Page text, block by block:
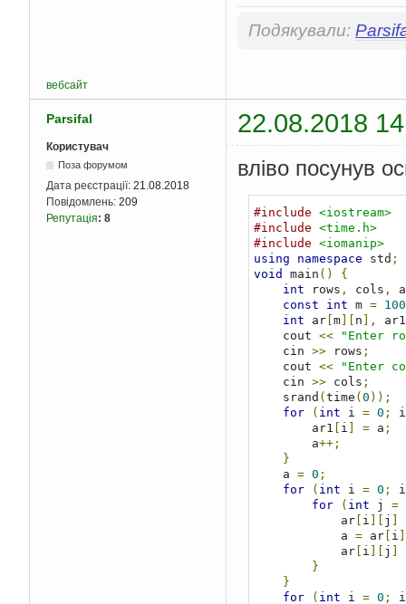
}
Подякували:
вебсайт
Parsifal 22.08.2018
Користувач
Поза форумом
Дата реєстрації: 21.08.2018
Повідомлень: 209
Репутація: 8
вліво посунув
#include <iostream>
#include <time.h>
#include <iomanip>
using
namespace std ;
void
main ()
{
int rows , cols ,
const
int m = 100
int ar[m][ n ], ar1
    cout
<<
"Enter
    cin
>> rows ;
    cout
<<
"Enter
    cin
>> cols ;
    srand
(time (0 ));
for
( int i = 0 ;
        ar1
[ i ] = a ;
        a
++;
}
    a
= 0 ;
for
( int i = 0 ;
for
( int j =
            ar
[ i ][ j ]
            a
= ar[ i
            ar
[ i ][ j ]
}
}
for
( int i = 0 ;